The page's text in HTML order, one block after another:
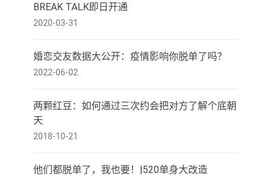
BREAK TALK即日开通
2020-03-31
婚恋交友数据大公开：疫情影响你脱单了吗？
2022-06-02
两颗红豆：如何通过三次约会把对方了解个底朝
天
2018-10-21
他们都脱单了，我也要！|520单身大改造